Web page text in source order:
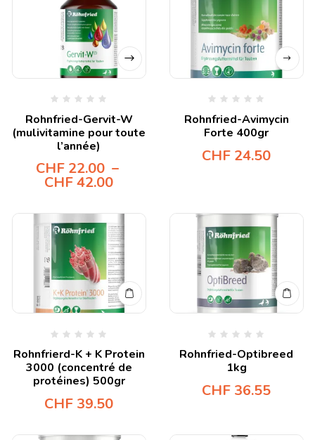
Rohnfried-Gervit-W
(mulivitamine pour toute
l’année)
CHF22.00 –
CHF42.00
Rohnfried-Avimycin
Forte 400gr
CHF 24.50
Rohnfrierd-K + K Protein
3000 (concentré de
protéines) 500gr
CHF 39.50
Rohnfried-Optibreed
1kg
CHF 36.55